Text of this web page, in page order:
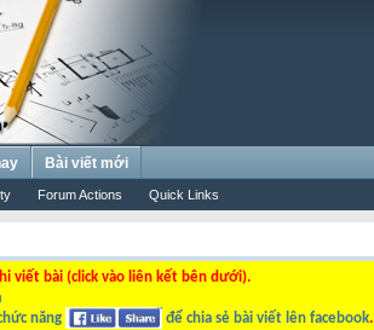
Forum Actions Quick Links
Bài viết mới
viết bài (click vào liên kết bên dưới).
năng để chia sẻ bài viết lên facebook.